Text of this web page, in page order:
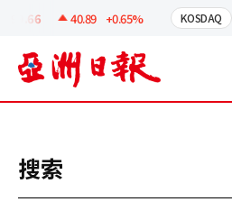
40.89 +0.65% KOSDAQ
搜索